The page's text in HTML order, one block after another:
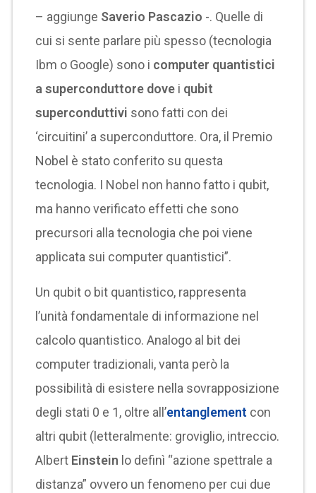
– aggiunge Saverio Pascazio -. Quelle di
cui si sente parlare più spesso (tecnologia
Ibm o Google) sono i computer quantistici
a superconduttore dove i qubit
superconduttivi sono fatti con dei
‘circuitini’ a superconduttore. Ora, il Premio
Nobel è stato conferito su questa
tecnologia. I Nobel non hanno fatto i qubit,
ma hanno verificato effetti che sono
precursori alla tecnologia che poi viene
applicata sui computer quantistici”.
Un qubit o bit quantistico, rappresenta
l’unità fondamentale di informazione nel
calcolo quantistico. Analogo al bit dei
computer tradizionali, vanta però la
possibilità di esistere nella sovrapposizione
degli stati 0 e 1, oltre all’entanglement con
altri qubit (letteralmente: groviglio, intreccio.
Albert Einstein lo definì “azione spettrale a
distanza” ovvero un fenomeno per cui due